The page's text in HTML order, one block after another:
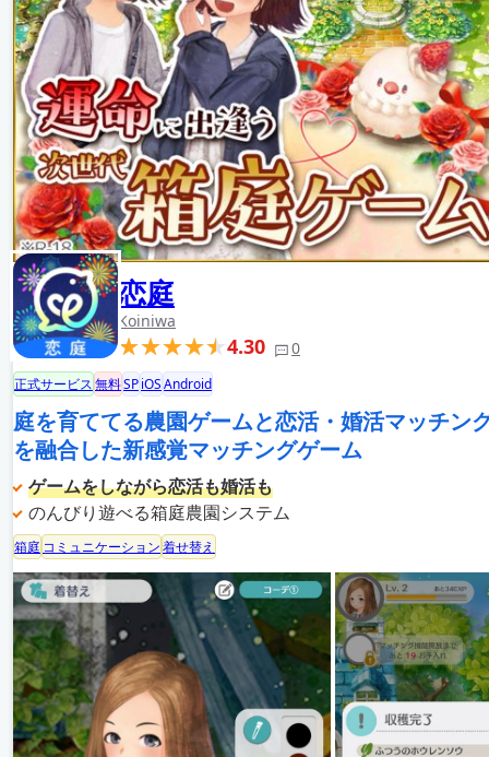
恋庭
Koiniwa
4.30 0
正式サービス無料SPiOSAndroid
庭を育ててる農園ゲームと恋活・婚活マッチン
を融合した新感覚マッチングゲーム
ゲームをしながら恋活も婚活も
のんびり遊べる箱庭農園システム
箱庭 コミュニケーション着せ替え